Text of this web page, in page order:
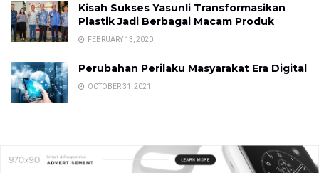
Kisah Sukses Yasunli Transformasikan
Plastik Jadi Berbagai Macam Produk
FEBRUARY 13, 2020
Perubahan Perilaku Masyarakat Era Digital
OCTOBER 31, 2021